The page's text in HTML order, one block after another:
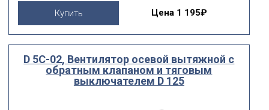
Купить Цена 1 195₽
D 5C-02, Вентилятор осевой вытяжной с
обратным клапаном и тяговым
выключателем D 125